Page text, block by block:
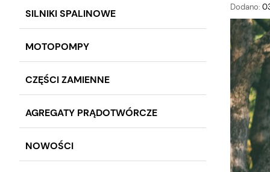
SILNIKI SPALINOWE
MOTOPOMPY
CZĘŚCI ZAMIENNE
AGREGATY PRĄDOTWÓRCZE
NOWOŚCI
Dodano: